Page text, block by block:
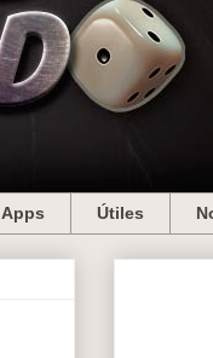
Apps Útiles